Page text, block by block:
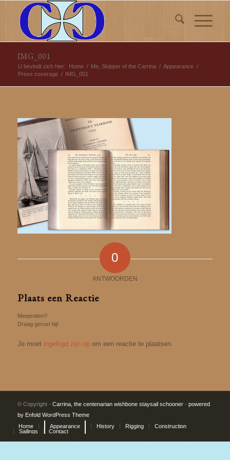
IMG_001
U bevindt zich hier: Home / Me, Skipper of the Carrina / Appearance /
Press coverage / IMG_001
0
ANTWOORDEN
Plaats een Reactie
Meepraten?
Draag gerust bij!
Je moet ingelogd zijn opom een reactie te plaatsen.
© Copyright - Carrina, the centenarian wishbone staysail schooner- powered
by Enfold WordPress Theme
Home
Appearance History Rigging
Construction
Sailings
Contact